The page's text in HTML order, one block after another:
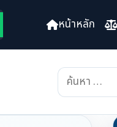
หน้าหลัก
ค้นหา
สำหรับ: